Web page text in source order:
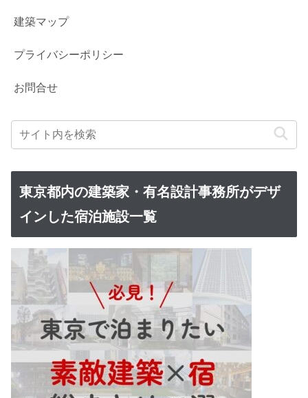
建築マップ
プライバシーポリシー
お問合せ
東京都内の建築家・有名設計事務所がデザ
インした宿泊施設一覧